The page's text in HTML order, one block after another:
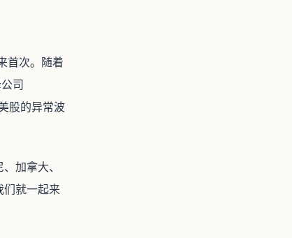
首次。随着
司
股的异常波
加拿大、
就一起来